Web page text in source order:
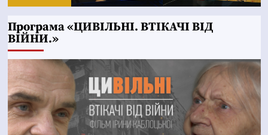
Програма «ЦИВІЛЬНІ. ВТІКАЧІ ВІД
ВІЙНИ.»